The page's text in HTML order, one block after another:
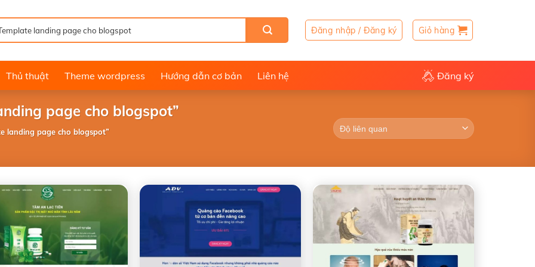
Đăng nhập / Đăng ký Giỏ hàng
Thủ thuật Theme wordpress Hướng dẫn cơ bản Liên hệ Đăng ký
page cho blogspot”
landing page cho blogspot”